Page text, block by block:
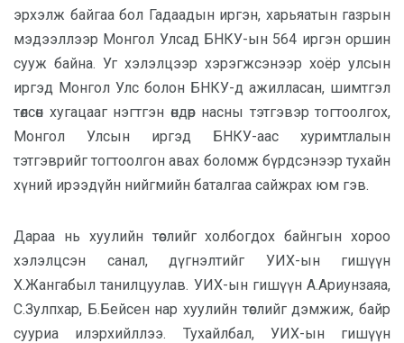
эрхэлж байгаа бол Гадаадын иргэн, харьяатын газрын
мэдээллээр Монгол Улсад БНКУ-ын 564 иргэн оршин
сууж байна. Уг хэлэлцээр хэрэгжсэнээр хоёр улсын
иргэд Монгол Улс болон БНКУ-д ажилласан, шимтгэл
төлсөн хугацааг нэгтгэн өндөр насны тэтгэвэр тогтоолгох,
Монгол Улсын иргэд БНКУ-аас хуримтлалын
тэтгэврийг тогтоолгон авах боломж бүрдсэнээр тухайн
хүний ирээдүйн нийгмийн баталгаа сайжрах юм гэв.
Дараа нь хуулийн төслийг холбогдох байнгын хороо
хэлэлцсэн санал, дүгнэлтийг УИХ-ын гишүүн
Х.Жангабыл танилцуулав. УИХ-ын гишүүн А.Ариунзаяа,
С.Зулпхар, Б.Бейсен нар хуулийн төслийг дэмжиж, байр
сууриа илэрхийллээ. Тухайлбал, УИХ-ын гишүүн